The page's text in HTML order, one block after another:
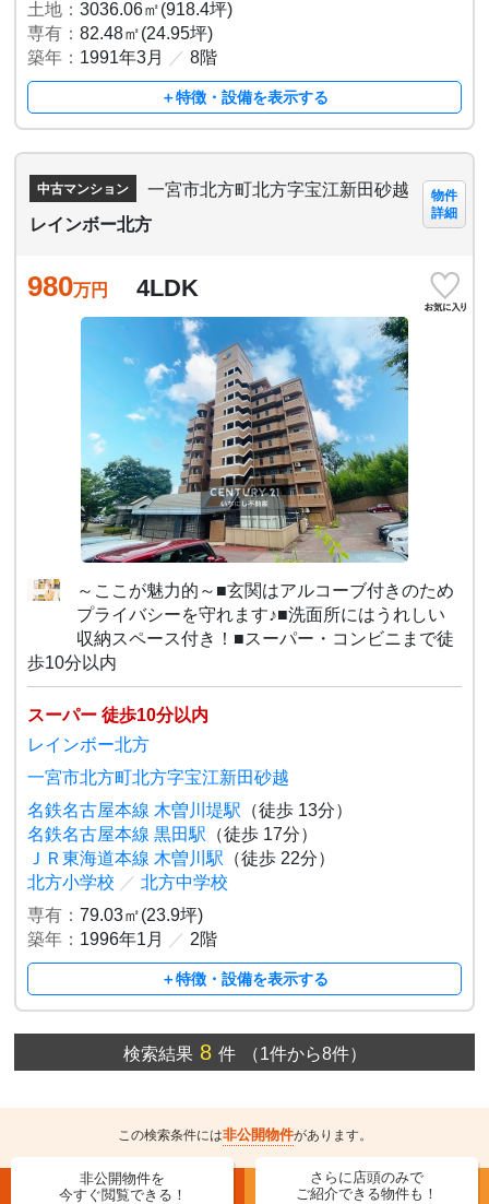
土地：3036.06㎡(918.4坪)
専有：82.48㎡(24.95坪)
築年： 1991年3月 ／ 8階
＋特徴・設備を表示する
中古マンション
一宮市北方町北方字宝江新田砂越
レインボー北方
物件
詳細
980万円 4LDK
～ここが魅力的～■玄関はアルコーブ付きのため
プライバシーを守れます♪■洗面所にはうれしい
収納スペース付き！■スーパー・コンビニまで徒
歩10分以内
スーパー 徒歩10分以内
レインボー北方
一宮市北方町北方字宝江新田砂越
名鉄名古屋本線 木曽川堤駅 （徒歩 13分）
名鉄名古屋本線 黒田駅 （徒歩 17分）
ＪＲ東海道本線 木曽川駅 （徒歩 22分）
北方小学校 ／ 北方中学校
専有：79.03㎡(23.9坪)
築年： 1996年1月 ／ 2階
＋特徴・設備を表示する
検索結果8 件 （1件から8件）
この検索条件には非公開物件があります。
非公開物件を
今すぐ閲覧できる！
さらに店頭のみで
ご紹介できる物件も！